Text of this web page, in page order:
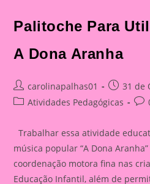
Palitoche Para
A Dona Aranha
Post
author:
carolinapalhas01
Post31 de
PostAtividades Pedagógicas
Trabalhar essa atividade
música popular “A Dona
coordenação motora fina nas
Educação Infantil, além de